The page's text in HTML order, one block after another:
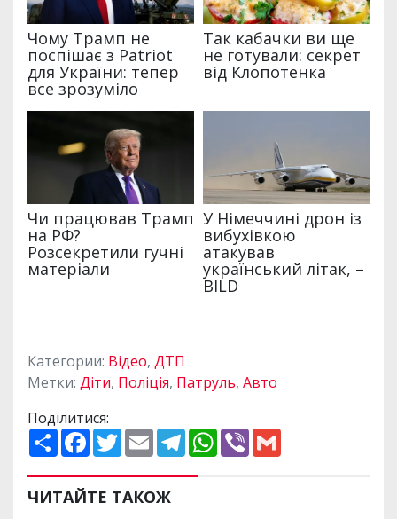
Категории: Відео, ДТП
Метки: Діти, Поліція, Патруль, Авто
Поділитися:
П
о
и
р
и
F
a
e
b
o
T
w
t
t
e
E
m
i
l
T
e
e
W
h
V
ЧИТАЙТЕ ТАКОЖ